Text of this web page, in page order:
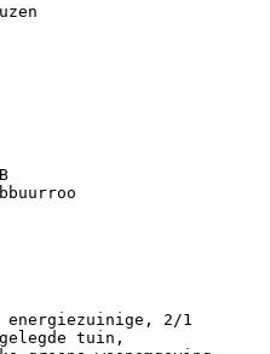
energiezuinige, 2/1
tuin,